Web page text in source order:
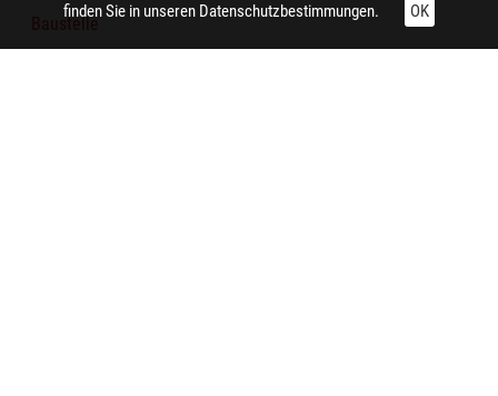
Baustelle
finden Sie in unseren Datenschutzbestimmungen. OK